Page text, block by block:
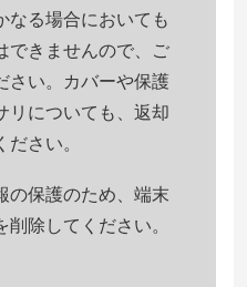
なる場合においても
できませんので、ご
さい。カバーや保護
リについても、返却
さい。
の保護のため、端末
除してください。